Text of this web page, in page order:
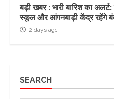
बड़ी खबर : भारी बारिश का
स्कूल और आंगनबाड़ी केंद्र रहेंगे
2 days ago
SEARCH